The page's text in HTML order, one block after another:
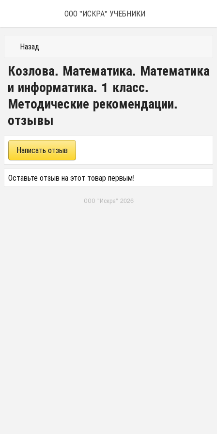
ООО "ИСКРА" УЧЕБНИКИ
Назад
Козлова. Математика. Математика
и информатика. 1 класс.
Методические рекомендации.
отзывы
Написать отзыв
Оставьте отзыв на этот товар первым!
ООО "Искра" 2026